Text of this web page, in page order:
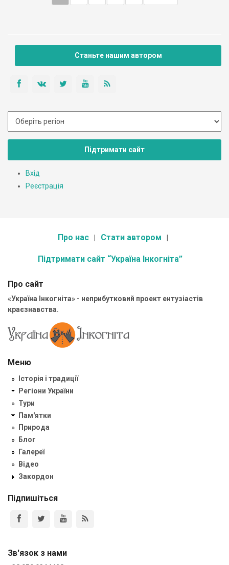
Станьте нашим автором
Підтримати сайт
Вхід
Реєстрація
Про нас Стати автором
Підтримати сайт “Україна Інкогніта”
Про сайт
«Україна Інкогніта» - неприбутковий проект ентузіастів
краєзнавства.
Меню
Історія і традиції
Регіони України
Тури
Пам'ятки
Природа
Блог
Галереї
Відео
Закордон
Підпишіться
Зв'язок з нами